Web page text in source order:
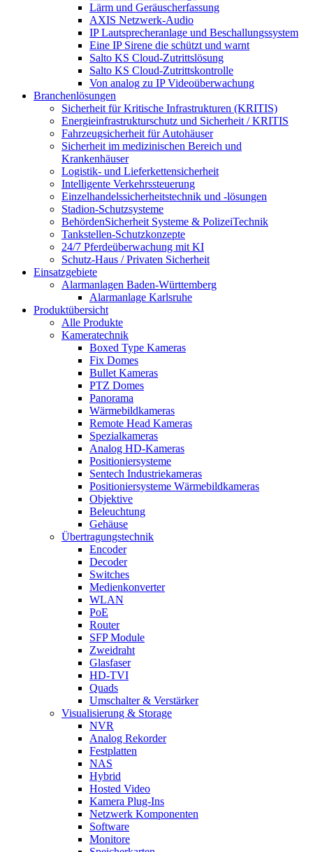
Lärm und Geräuscherfassung
AXIS Netzwerk-Audio
IP Lautsprecheranlage und Beschallungssystem
Eine IP Sirene die schützt und warnt
Salto KS Cloud-Zutrittslösung
Salto KS Cloud-Zutrittskontrolle
Von analog zu IP Videoüberwachung
Branchenlösungen
Sicherheit für Kritische Infrastrukturen (KRITIS)
Energieinfrastrukturschutz und Sicherheit / KRITIS
Fahrzeugsicherheit für Autohäuser
Sicherheit im medizinischen Bereich und
Krankenhäuser
Logistik- und Lieferkettensicherheit
Intelligente Verkehrssteuerung
Einzelhandelssicherheitstechnik und -lösungen
Stadion-Schutzsysteme
BehördenSicherheit Systeme & PolizeiTechnik
Tankstellen-Schutzkonzepte​
24/7 Pferdeüberwachung mit KI
Schutz-Haus / Privaten Sicherheit
Einsatzgebiete
Alarmanlagen Baden-Württemberg
Alarmanlage Karlsruhe
Produktübersicht
Alle Produkte
Kameratechnik
Boxed Type Kameras
Fix Domes
Bullet Kameras
PTZ Domes
Panorama
Wärmebildkameras
Remote Head Kameras
Spezialkameras
Analog HD-Kameras
Positioniersysteme
Sentech Industriekameras
Positioniersysteme Wärmebildkameras
Objektive
Beleuchtung
Gehäuse
Übertragungstechnik
Encoder
Decoder
Switches
Medienkonverter
WLAN
PoE
Router
SFP Module
Zweidraht
Glasfaser
HD-TVI
Quads
Umschalter & Verstärker
Visualisierung & Storage
NVR
Analog Rekorder
Festplatten
NAS
Hybrid
Hosted Video
Kamera Plug-Ins
Netzwerk Komponenten
Software
Monitore